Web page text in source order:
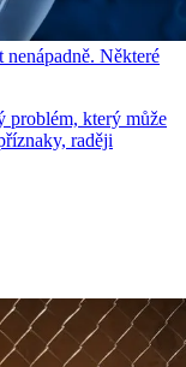
nenápadně. Některé
problém, který může
raději